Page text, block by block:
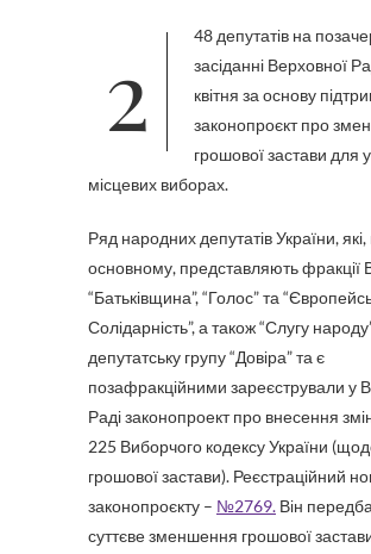
248 депутатів на позачерговому
засіданні Верховної
квітня за основу
законопроєкт про
грошової застави для
місцевих виборах.
Ряд народних депутатів України, які,
основному, представляють фракції
“Батьківщина”, “Голос” та
Солідарність”, а також “Слугу
депутатську групу “Довіра” та є
позафракційними зареєстрували у
Раді законопроект про внесення
225 Виборчого кодексу України
грошової застави). Реєстраційний
законопроєкту – №2769. Він
суттєве зменшення грошової